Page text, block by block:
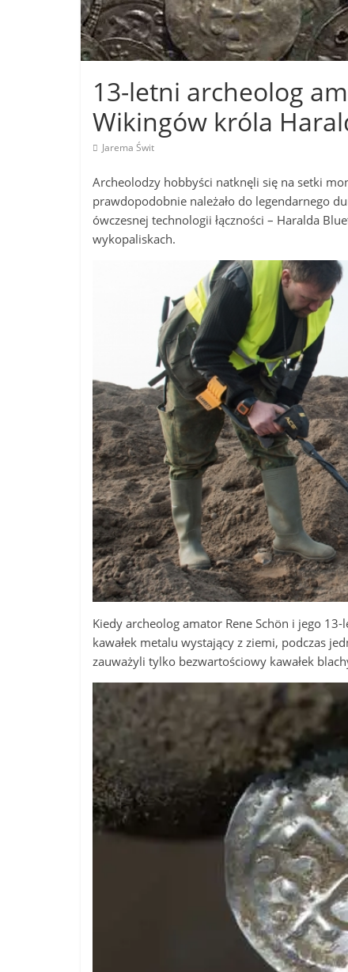
13-letni archeolog
Wikingów króla
Jarema Świt
Archeolodzy hobbyści natknęli się na setki
prawdopodobnie należało do legendarnego
ówczesnej technologii łączności – Haralda
wykopaliskach.
Kiedy archeolog amator Rene Schön i jego
kawałek metalu wystający z ziemi, podczas
zauważyli tylko bezwartościowy kawałek